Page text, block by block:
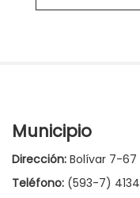
Municipio
Dirección: Bolívar 7-67
Teléfono: (593-7)